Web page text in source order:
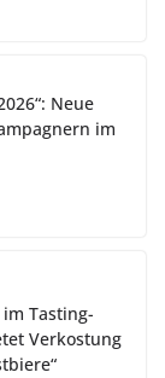
Neue
im
Tasting-
Verkostung